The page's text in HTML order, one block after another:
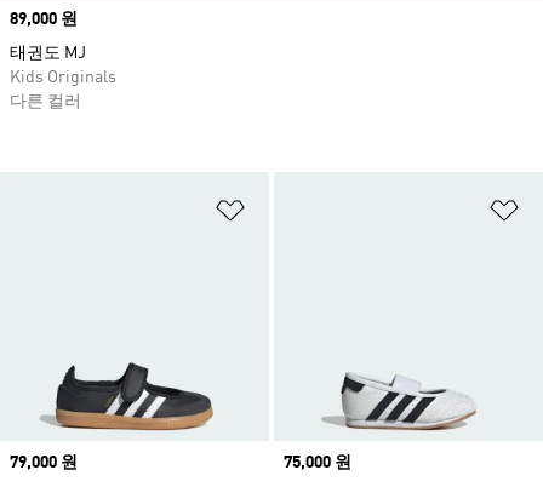
Price
79,000 원
Price
75,000 원
Price
89,000 원
태권도 MJ
Kids Originals
다른 컬러